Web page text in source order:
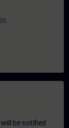
be notified